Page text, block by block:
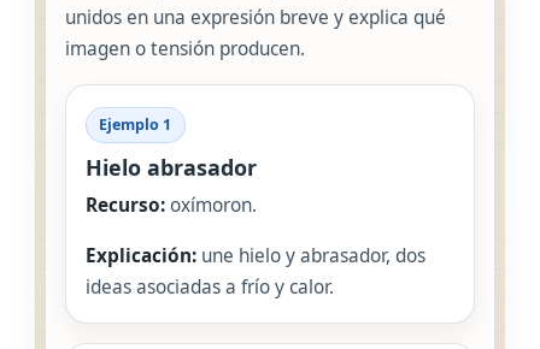
unidos en una expresión breve y explica qué
imagen o tensión producen.
Ejemplo 1
Hielo abrasador
Recurso:oxímoron.
Explicación: une hielo y abrasador, dos
ideas asociadas a frío y calor.